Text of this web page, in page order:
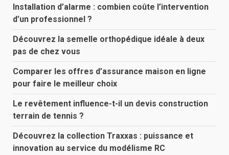
Installation d’alarme : combien coûte l’intervention
d’un professionnel ?
Découvrez la semelle orthopédique idéale à deux
pas de chez vous
Comparer les offres d’assurance maison en ligne
pour faire le meilleur choix
Le revêtement influence-t-il un devis construction
terrain de tennis ?
Découvrez la collection Traxxas : puissance et
innovation au service du modélisme RC